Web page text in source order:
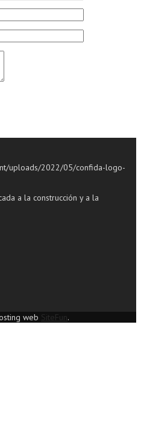
a la construcción y a la
web SiteFun.